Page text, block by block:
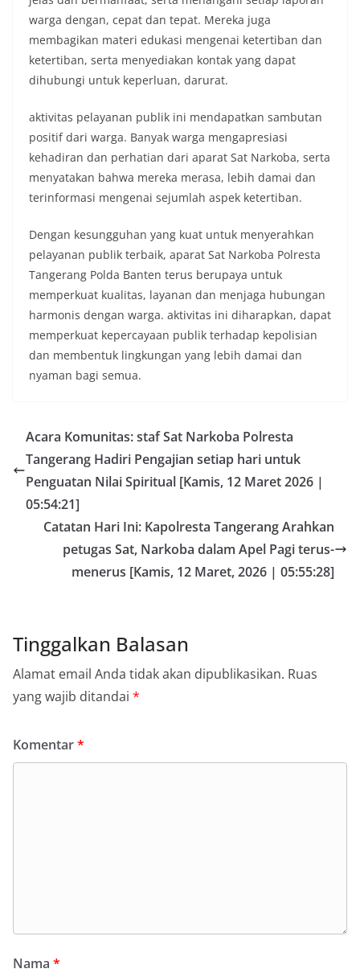
warga dengan, cepat dan tepat. Mereka juga
membagikan materi edukasi mengenai ketertiban dan
ketertiban, serta menyediakan kontak yang dapat
dihubungi untuk keperluan, darurat.
aktivitas pelayanan publik ini mendapatkan sambutan
positif dari warga. Banyak warga mengapresiasi
kehadiran dan perhatian dari aparat Sat Narkoba, serta
menyatakan bahwa mereka merasa, lebih damai dan
terinformasi mengenai sejumlah aspek ketertiban.
Dengan kesungguhan yang kuat untuk menyerahkan
pelayanan publik terbaik, aparat Sat Narkoba Polresta
Tangerang Polda Banten terus berupaya untuk
memperkuat kualitas, layanan dan menjaga hubungan
harmonis dengan warga. aktivitas ini diharapkan, dapat
memperkuat kepercayaan publik terhadap kepolisian
dan membentuk lingkungan yang lebih damai dan
nyaman bagi semua.
Acara Komunitas: staf Sat Narkoba Polresta
Tangerang Hadiri Pengajian setiap hari untuk
Penguatan Nilai Spiritual [Kamis, 12 Maret 2026 |
05:54:21]
Catatan Hari Ini: Kapolresta Tangerang Arahkan
petugas Sat, Narkoba dalam Apel Pagi terus-
menerus [Kamis, 12 Maret, 2026 | 05:55:28]
Tinggalkan Balasan
Alamat email Anda tidak akan dipublikasikan. Ruas
yang wajib ditandai *
Komentar*
Nama *